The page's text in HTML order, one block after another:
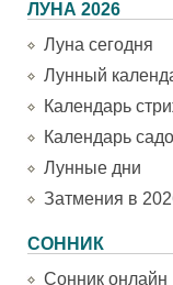
ЛУНА 2026
Луна сегодня
Лунный
Календарь
Календарь
Лунные дни
Затмения в
СОННИК
Сонник онлайн